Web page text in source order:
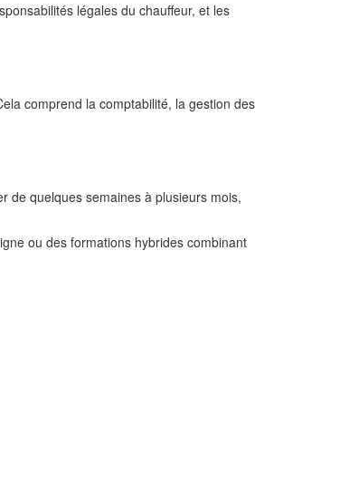
légales du chauffeur, et les
comprend la comptabilité, la gestion des
de quelques semaines à plusieurs mois,
ou des formations hybrides combinant